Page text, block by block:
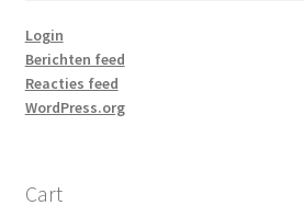
Login
Berichten feed
Reacties feed
WordPress.org
Cart